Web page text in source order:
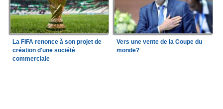
La FIFA renonce à son projet de
création d'une société
commerciale
Vers une vente de la Coupe du
monde?